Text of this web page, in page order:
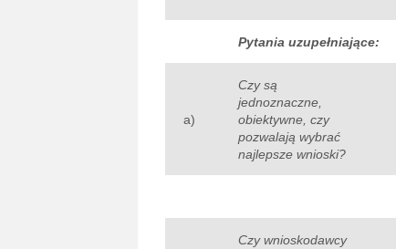
Pytania uzupełniające:
a)
Czy są
jednoznaczne,
obiektywne, czy
pozwalają wybrać
najlepsze wnioski?
Czy wnioskodawcy